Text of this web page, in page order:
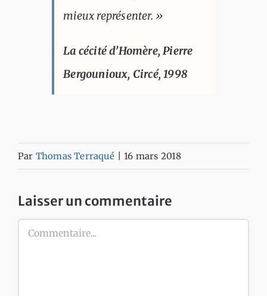
mieux représenter. »
La cécité d’Homère, Pierre
Bergounioux, Circé, 1998
Par Thomas Terraqué 16 mars 2018
Laisser un commentaire
Commentaire